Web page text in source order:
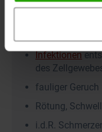
Infektionen
des
fauliger Geruch
Rötung,
i.d.R.